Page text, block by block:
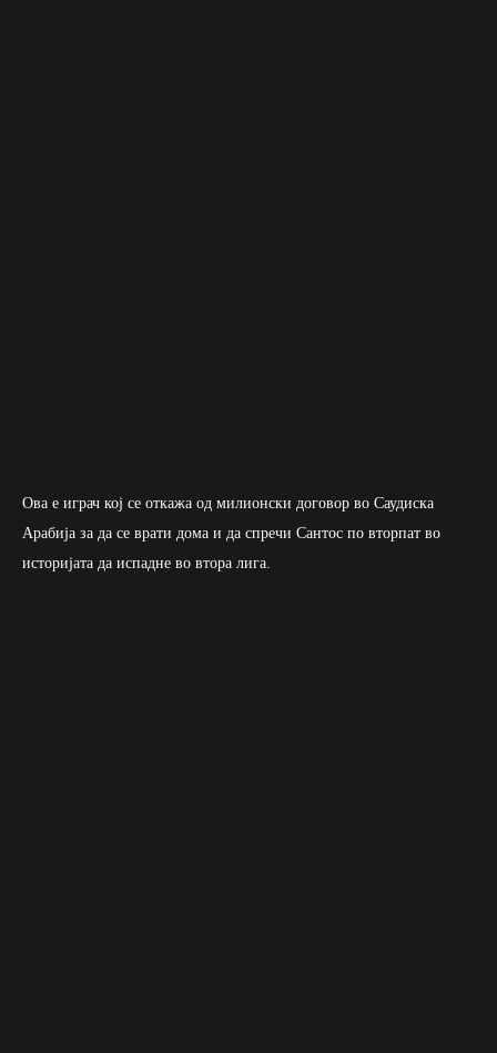
Ова е играч кој се откажа од милионски договор во Саудиска
Арабија за да се врати дома и да спречи Сантос по вторпат во
историјата да испадне во втора лига.